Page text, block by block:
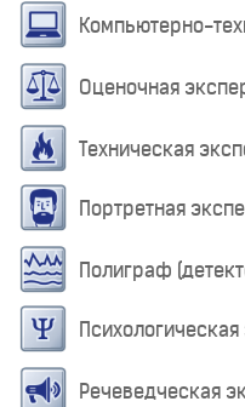
Компьютерно-
Оценочная
Техническая
Портретная
Полиграф
Речеведческая